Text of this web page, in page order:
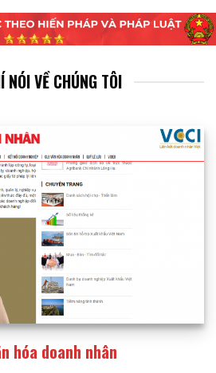
NÓI VỀ CHÚNG TÔI
hóa doanh nhân